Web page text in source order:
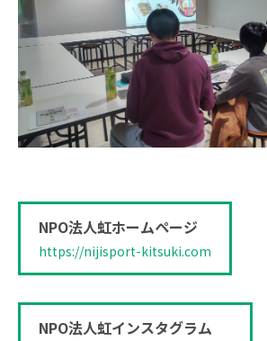
NPO法人虹ホームページ
https://nijisport-kitsuki.com
NPO法人虹インスタグラム